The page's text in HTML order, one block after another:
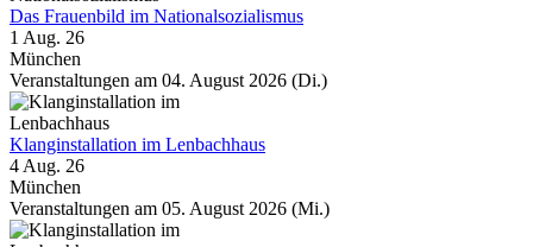
Das Frauenbild im Nationalsozialismus
1 Aug. 26
München
Veranstaltungen am 04. August 2026 (Di.)
Klanginstallation im Lenbachhaus
4 Aug. 26
München
Veranstaltungen am 05. August 2026 (Mi.)